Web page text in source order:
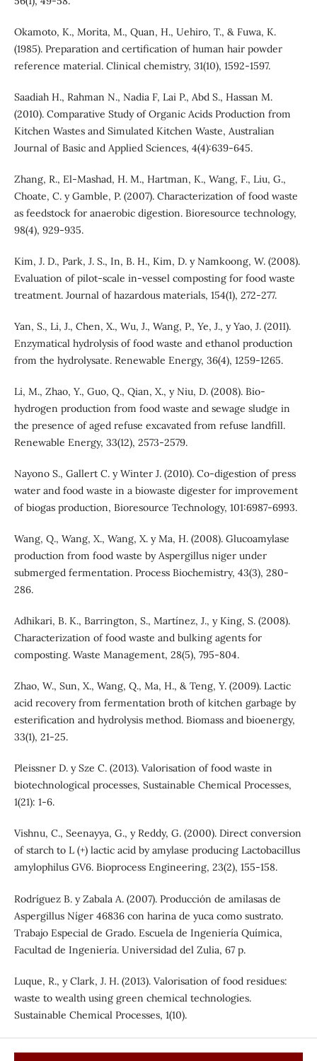
Okamoto, K., Morita, M., Quan, H., Uehiro, T., & Fuwa, K.
(1985). Preparation and certification of human hair powder
reference material. Clinical chemistry, 31(10), 1592-1597.
Saadiah H., Rahman N., Nadia F, Lai P., Abd S., Hassan M.
(2010). Comparative Study of Organic Acids Production from
Kitchen Wastes and Simulated Kitchen Waste, Australian
Journal of Basic and Applied Sciences, 4(4):639-645.
Zhang, R., El-Mashad, H. M., Hartman, K., Wang, F., Liu, G.,
Choate, C. y Gamble, P. (2007). Characterization of food waste
as feedstock for anaerobic digestion. Bioresource technology,
98(4), 929-935.
Kim, J. D., Park, J. S., In, B. H., Kim, D. y Namkoong, W. (2008).
Evaluation of pilot-scale in-vessel composting for food waste
treatment. Journal of hazardous materials, 154(1), 272-277.
Yan, S., Li, J., Chen, X., Wu, J., Wang, P., Ye, J., y Yao, J. (2011).
Enzymatical hydrolysis of food waste and ethanol production
from the hydrolysate. Renewable Energy, 36(4), 1259-1265.
Li, M., Zhao, Y., Guo, Q., Qian, X., y Niu, D. (2008). Bio-
hydrogen production from food waste and sewage sludge in
the presence of aged refuse excavated from refuse landfill.
Renewable Energy, 33(12), 2573-2579.
Nayono S., Gallert C. y Winter J. (2010). Co-digestion of press
water and food waste in a biowaste digester for improvement
of biogas production, Bioresource Technology, 101:6987-6993.
Wang, Q., Wang, X., Wang, X. y Ma, H. (2008). Glucoamylase
production from food waste by Aspergillus niger under
submerged fermentation. Process Biochemistry, 43(3), 280-
286.
Adhikari, B. K., Barrington, S., Martínez, J., y King, S. (2008).
Characterization of food waste and bulking agents for
composting. Waste Management, 28(5), 795-804.
Zhao, W., Sun, X., Wang, Q., Ma, H., & Teng, Y. (2009). Lactic
acid recovery from fermentation broth of kitchen garbage by
esterification and hydrolysis method. Biomass and bioenergy,
33(1), 21-25.
Pleissner D. y Sze C. (2013). Valorisation of food waste in
biotechnological processes, Sustainable Chemical Processes,
1(21): 1-6.
Vishnu, C., Seenayya, G., y Reddy, G. (2000). Direct conversion
of starch to L (+) lactic acid by amylase producing Lactobacillus
amylophilus GV6. Bioprocess Engineering, 23(2), 155-158.
Rodríguez B. y Zabala A. (2007). Producción de amilasas de
Aspergillus Níger 46836 con harina de yuca como sustrato.
Trabajo Especial de Grado. Escuela de Ingeniería Química,
Facultad de Ingeniería. Universidad del Zulia, 67 p.
Luque, R., y Clark, J. H. (2013). Valorisation of food residues:
waste to wealth using green chemical technologies.
Sustainable Chemical Processes, 1(10).